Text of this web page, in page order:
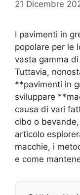
21 Dicembre
I pavimenti in
popolare per le
vasta gamma
Tuttavia,
**pavimenti in
sviluppare
causa di vari
cibo o
articolo
macchie, i
e come